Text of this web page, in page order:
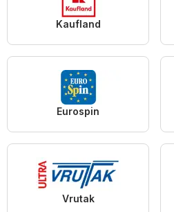
Kaufland
Eurospin
Vrutak